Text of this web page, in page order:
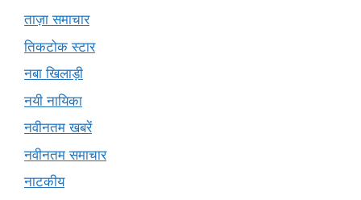
ताज़ा समाचार
तिकटोक स्टार
नबा खिलाड़ी
नयी नायिका
नवीनतम खबरें
नवीनतम समाचार
नाटकीय